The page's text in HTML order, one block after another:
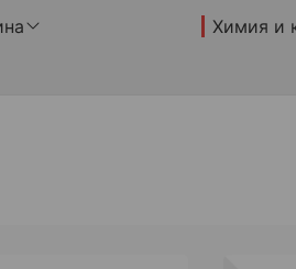
Химия и